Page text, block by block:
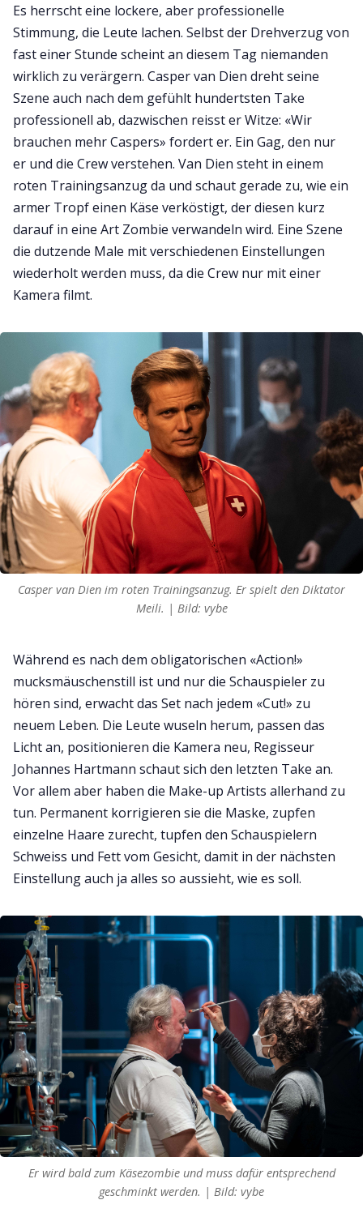
Es herrscht eine lockere, aber professionelle
Stimmung, die Leute lachen. Selbst der Drehverzug von
fast einer Stunde scheint an diesem Tag niemanden
wirklich zu verärgern. Casper van Dien dreht seine
Szene auch nach dem gefühlt hundertsten Take
professionell ab, dazwischen reisst er Witze: «Wir
brauchen mehr Caspers» fordert er. Ein Gag, den nur
er und die Crew verstehen. Van Dien steht in einem
roten Trainingsanzug da und schaut gerade zu, wie ein
armer Tropf einen Käse verköstigt, der diesen kurz
darauf in eine Art Zombie verwandeln wird. Eine Szene
die dutzende Male mit verschiedenen Einstellungen
wiederholt werden muss, da die Crew nur mit einer
Kamera filmt.
Casper van Dien im roten Trainingsanzug. Er spielt den Diktator
Meili. | Bild: vybe
Während es nach dem obligatorischen «Action!»
mucksmäuschenstill ist und nur die Schauspieler zu
hören sind, erwacht das Set nach jedem «Cut!» zu
neuem Leben. Die Leute wuseln herum, passen das
Licht an, positionieren die Kamera neu, Regisseur
Johannes Hartmann schaut sich den letzten Take an.
Vor allem aber haben die Make-up Artists allerhand zu
tun. Permanent korrigieren sie die Maske, zupfen
einzelne Haare zurecht, tupfen den Schauspielern
Schweiss und Fett vom Gesicht, damit in der nächsten
Einstellung auch ja alles so aussieht, wie es soll.
Er wird bald zum Käsezombie und muss dafür entsprechend
geschminkt werden. | Bild: vybe